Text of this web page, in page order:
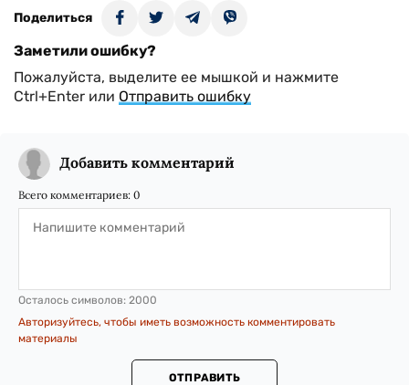
Поделиться
Заметили ошибку?
Пожалуйста, выделите ее мышкой и нажмите
Ctrl+Enter или Отправить ошибку
Добавить комментарий
Всего комментариев: 0
Осталось символов: 2000
Авторизуйтесь, чтобы иметь возможность комментировать
материалы
ОТПРАВИТЬ